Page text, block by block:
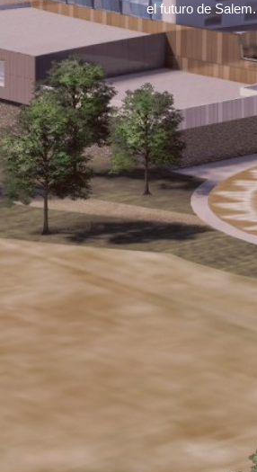
el futuro de Salem.